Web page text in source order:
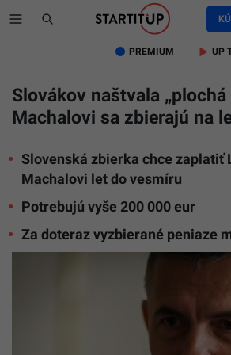
PREMIUM UP
Slovákov naštvala „plochá
Machalovi sa zbierajú na
Slovenská zbierka chce zaplatiť
Machalovi let do vesmíru
Potrebujú vyše 200 000 eur
Za doteraz vyzbierané peniaze